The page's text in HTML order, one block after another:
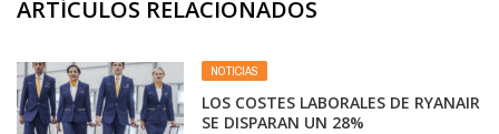
ARTÍCULOS RELACIONADOS
NOTICIAS
LOS COSTES LABORALES DE RYANAIR
SE DISPARAN UN 28%